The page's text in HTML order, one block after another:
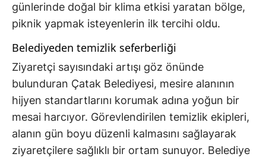
günlerinde doğal bir klima etkisi yaratan bölge,
piknik yapmak isteyenlerin ilk tercihi oldu.
Belediyeden temizlik seferberliği
Ziyaretçi sayısındaki artışı göz önünde
bulunduran Çatak Belediyesi, mesire alanının
hijyen standartlarını korumak adına yoğun bir
mesai harcıyor. Görevlendirilen temizlik ekipleri,
alanın gün boyu düzenli kalmasını sağlayarak
ziyaretçilere sağlıklı bir ortam sunuyor. Belediye